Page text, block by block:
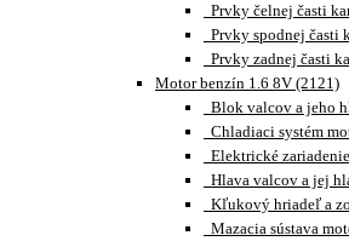
Prvky čelnej časti
Prvky spodnej časti
Prvky zadnej časti
Motor benzín 1.6 8V (2121)
Blok valcov a jeho
Chladiaci systém
Elektrické
Hlava valcov a jej
Kľukový hriadeľ a
Mazacia sústava